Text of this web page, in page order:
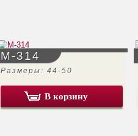
М-314
Размеры: 44-50
В корзину